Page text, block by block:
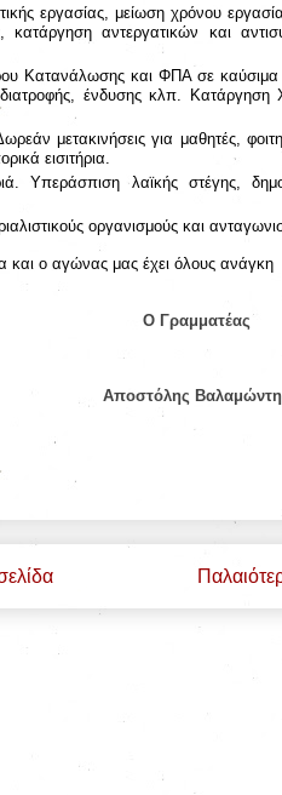
εργασίας, μείωση χρόνου
αντεργατικών και
Κατανάλωσης και ΦΠΑ σε καύσιμα
ένδυσης κλπ. Κατάργηση
μετακινήσεις για μαθητές,
εισιτήρια.
Υπεράσπιση λαϊκής στέγης,
οργανισμούς και
ο αγώνας μας έχει όλους ανάγκη
Ο Γραμματέας
Αποστόλης